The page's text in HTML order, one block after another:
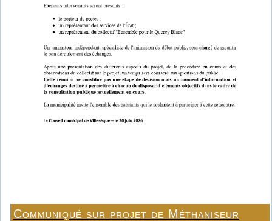
Communiqué sur projet de Méthaniseur